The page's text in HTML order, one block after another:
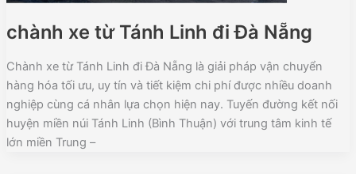
chành xe từ Tánh Linh đi Đà Nẵng
Chành xe từ Tánh Linh đi Đà Nẵng là giải pháp vận chuyển
hàng hóa tối ưu, uy tín và tiết kiệm chi phí được nhiều doanh
nghiệp cùng cá nhân lựa chọn hiện nay. Tuyến đường kết nối
huyện miền núi Tánh Linh (Bình Thuận) với trung tâm kinh tế
lớn miền Trung –